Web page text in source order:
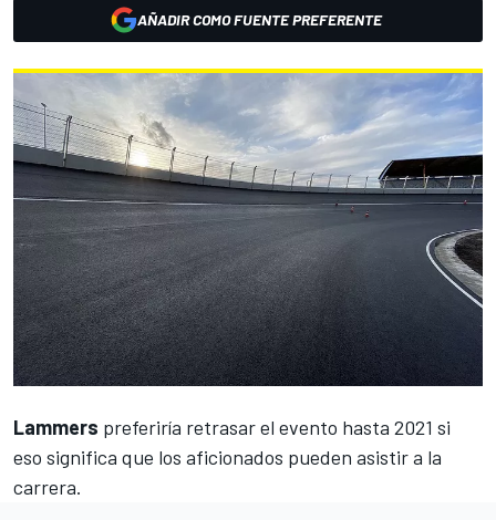
AÑADIR COMO FUENTE PREFERENTE
Lammers preferiría retrasar el evento hasta 2021 si
eso significa que los aficionados pueden asistir a la
carrera.